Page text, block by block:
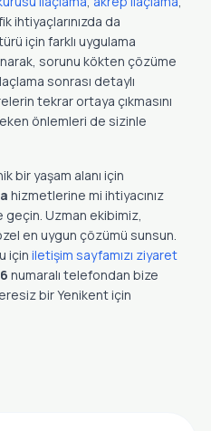
ihtiyaçlarınızda da
için farklı uygulama
sorunu kökten çözüme
sonrası detaylı
tekrar ortaya çıkmasını
önlemleri de sizinle
bir yaşam alanı için
hizmetlerine mi ihtiyacınız
Uzman ekibimiz,
en uygun çözümü sunsun.
için iletişim sayfamızı ziyaret
numaralı telefondan bize
bir Yenikent için